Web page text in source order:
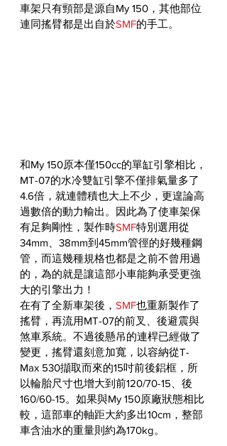
車架只有頸部是源自My 150，其他部位
連同搖臂都是出自於SMF的手工。
和My 150原本僅150cc的單缸引擎相比，
MT-07的水冷雙缸引擎不僅排氣量多了
4.6倍，就連體積也大上不少，更遑論高
過數倍的動力輸出。因此為了使車架保
有足夠剛性，製作時SMF特別選用從
34mm、38mm到45mm管徑的好幾種鋼
管，而這幾種規格也都是之前不曾用過
的，為的就是讓這部小車能夠承受更強
大的引擎出力！
在有了全新車架後， SMF也重新製作了
搖臂，再流用MT-07的前叉、後避震與
煞車系統。不過後懸吊的連桿已經做了
變更，搖臂還刻意加寬，以容納從T-
Max 530擷取而來的15吋前後鋁框，所
以輪胎尺寸也增大到前120/70-15、後
160/60-15。如果與My 150原廠狀態相比
較，這部車的軸距大約多出10cm，整部
車含油水的重量則約為170kg。